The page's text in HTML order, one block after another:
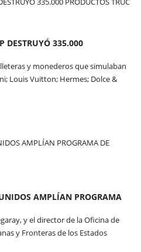
DESTRUYÓ 335.000
y monederos que simulaban
Louis Vuitton; Hermes; Dolce &
AMPLÍAN PROGRAMA
y el director de la Oficina de
y Fronteras de los Estados